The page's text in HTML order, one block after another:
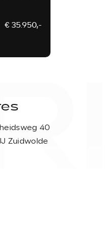
€ 35.950,-
40
Zuidwolde